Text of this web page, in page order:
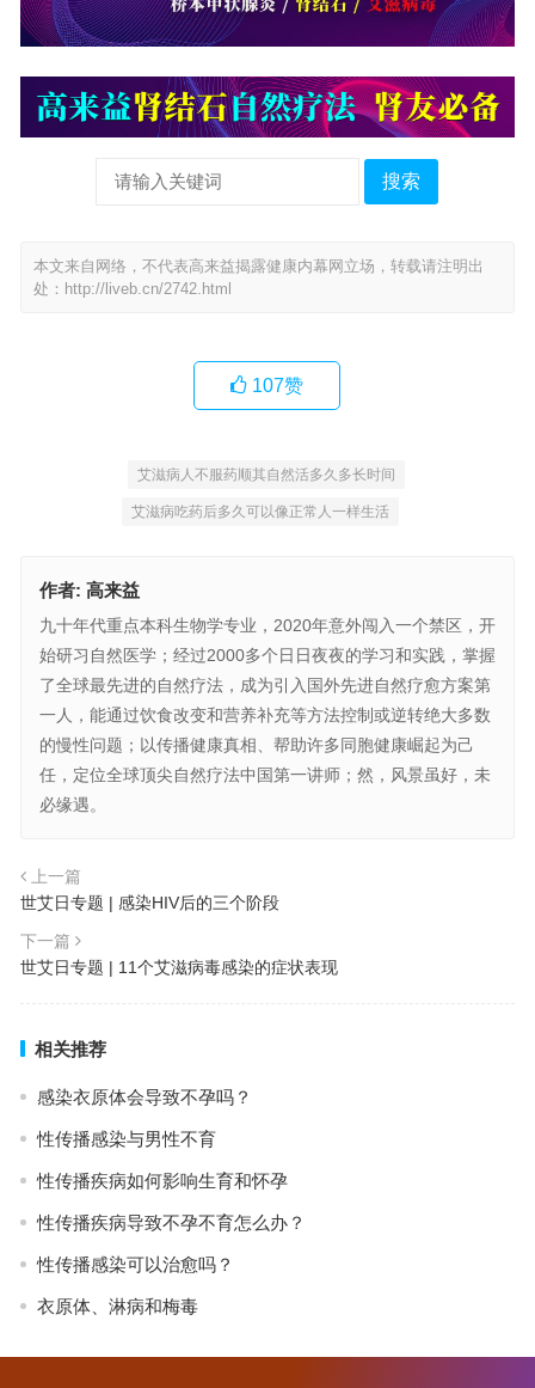
搜索
本文来自网络，不代表高来益揭露健康内幕网立场，转载请注明出
处： http://liveb.cn/2742.html
107赞
艾滋病人不服药顺其自然活多久多长时间
艾滋病吃药后多久可以像正常人一样生活
作者: 高来益
九十年代重点本科生物学专业，2020年意外闯入一个禁区，开
始研习自然医学；经过2000多个日日夜夜的学习和实践，掌握
了全球最先进的自然疗法，成为引入国外先进自然疗愈方案第
一人，能通过饮食改变和营养补充等方法控制或逆转绝大多数
的慢性问题；以传播健康真相、帮助许多同胞健康崛起为己
任，定位全球顶尖自然疗法中国第一讲师；然，风景虽好，未
必缘遇。
上一篇
世艾日专题 | 感染HIV后的三个阶段
下一篇
世艾日专题 | 11个艾滋病毒感染的症状表现
相关推荐
感染衣原体会导致不孕吗？
性传播感染与男性不育
性传播疾病如何影响生育和怀孕
性传播疾病导致不孕不育怎么办？
性传播感染可以治愈吗？
衣原体、淋病和梅毒